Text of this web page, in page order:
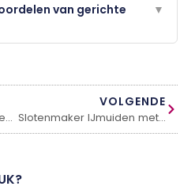
van gerichte
▼
Slotenmaker Dieren: spoedservice en vakwerk in de regio
VOLGENDE
Slotenmaker IJmuiden met snelle spoedservice 24/7